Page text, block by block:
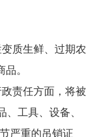
质生鲜、过期农
。
责任方面，将被
工具、设备、
严重的吊销证